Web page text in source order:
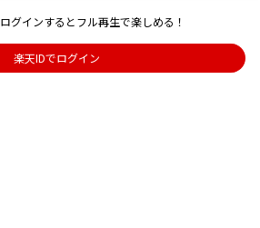
ログインするとフル再生で楽しめる！
楽天IDでログイン